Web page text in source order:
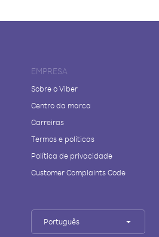
EMPRESA
Sobre o Viber
Centro da marca
Carreiras
Termos e políticas
Política de privacidade
Customer Complaints Code
Português